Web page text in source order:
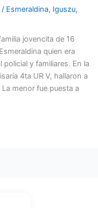
/ Esmeraldina, Iguszu,
jovencita de 16
quien era
y familiares. En la
4ta UR V, hallaron a
menor fue puesta a